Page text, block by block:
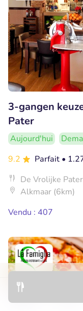
3-gangen
Pater
Aujourd'hui
9.2
Parfait •
De Vrolijke Pater
Alkmaar (6km)
Vendu : 407